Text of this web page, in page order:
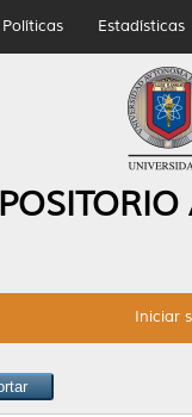
Políticas Estadísticas
Iniciar